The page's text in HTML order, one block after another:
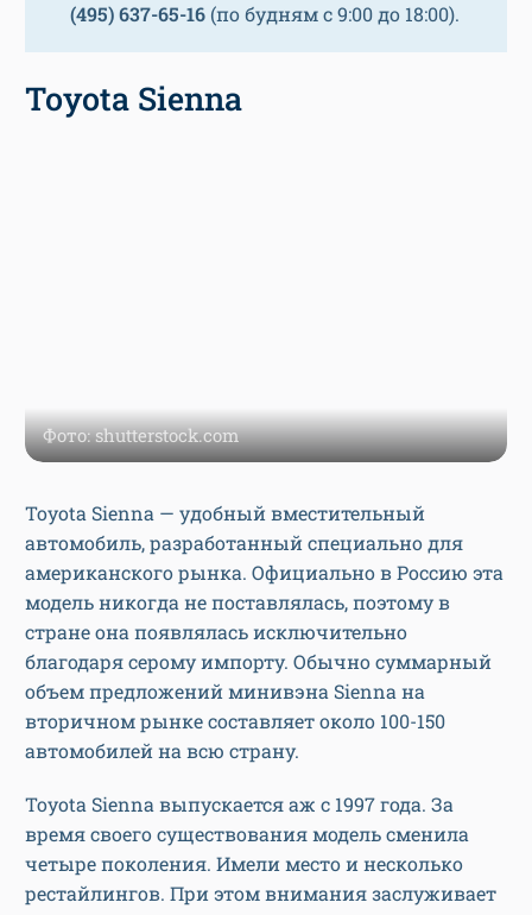
(495) 637-65-16 (по будням с 9:00 до 18:00).
Toyota Sienna
Фото: shutterstock.com
Toyota Sienna — удобный вместительный
автомобиль, разработанный специально для
американского рынка. Официально в Россию эта
модель никогда не поставлялась, поэтому в
стране она появлялась исключительно
благодаря серому импорту. Обычно суммарный
объем предложений минивэна Sienna на
вторичном рынке составляет около 100-150
автомобилей на всю страну.
Toyota Sienna выпускается аж с 1997 года. За
время своего существования модель сменила
четыре поколения. Имели место и несколько
рестайлингов. При этом внимания заслуживает